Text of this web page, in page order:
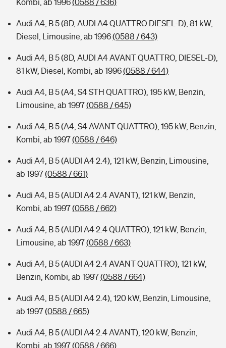
Kombi, ab 1996(0588 / 636)
Audi A4, B 5 (8D, AUDI A4 QUATTRO DIESEL-D), 81 kW,
Diesel, Limousine, ab 1996(0588 / 643)
Audi A4, B 5 (8D, AUDI A4 AVANT QUATTRO, DIESEL-D),
81 kW, Diesel, Kombi, ab 1996(0588 / 644)
Audi A4, B 5 (A4, S4 STH QUATTRO), 195 kW, Benzin,
Limousine, ab 1997(0588 / 645)
Audi A4, B 5 (A4, S4 AVANT QUATTRO), 195 kW, Benzin,
Kombi, ab 1997(0588 / 646)
Audi A4, B 5 (AUDI A4 2.4), 121 kW, Benzin, Limousine,
ab 1997(0588 / 661)
Audi A4, B 5 (AUDI A4 2.4 AVANT), 121 kW, Benzin,
Kombi, ab 1997(0588 / 662)
Audi A4, B 5 (AUDI A4 2.4 QUATTRO), 121 kW, Benzin,
Limousine, ab 1997(0588 / 663)
Audi A4, B 5 (AUDI A4 2.4 AVANT QUATTRO), 121 kW,
Benzin, Kombi, ab 1997(0588 / 664)
Audi A4, B 5 (AUDI A4 2.4), 120 kW, Benzin, Limousine,
ab 1997(0588 / 665)
Audi A4, B 5 (AUDI A4 2.4 AVANT), 120 kW, Benzin,
Kombi, ab 1997(0588 / 666)